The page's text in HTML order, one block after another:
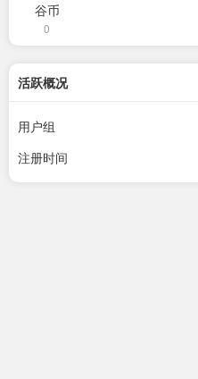
谷币
0
活跃概况
用户组
注册时间